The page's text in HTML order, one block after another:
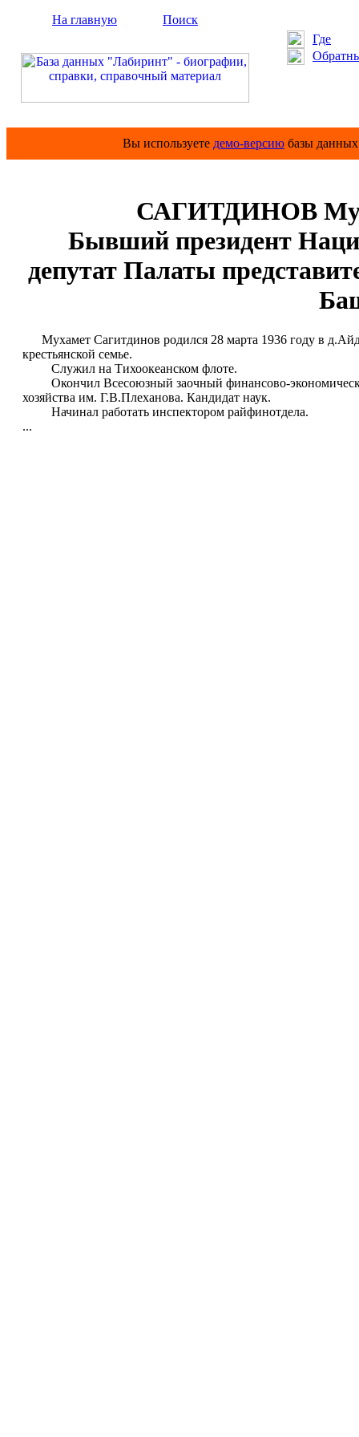
На главную
Поиск
Где
Вы используете демо-версию базы
САГИТДИНОВ
Бывший президент
депутат Палаты
Мухамет Сагитдинов родился 28 марта 1936 году в
крестьянской семье.
Служил на Тихоокеанском флоте.
Окончил Всесоюзный заочный финансово-
хозяйства им. Г.В.Плеханова. Кандидат наук.
Начинал работать инспектором райфинотдела.
...